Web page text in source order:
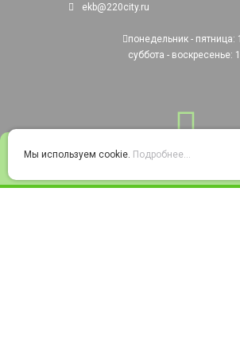
Войти
ekb@220city.ru
понедельник - пятница:
суббота - воскресенье:
Мы используем cookie. Подробнее...